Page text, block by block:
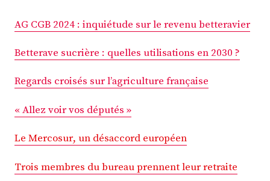
AG CGB 2024 : inquiétude sur le revenu betteravier
Betterave sucrière : quelles utilisations en 2030 ?
Regards croisés sur l’agriculture française
« Allez voir vos députés »
Le Mercosur, un désaccord européen
Trois membres du bureau prennent leur retraite